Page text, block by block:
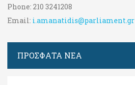
Phone: 210 3241208
Email: i.amanatidis@parliament.gr
ΠΡΟΣΦΑΤΑ ΝΕΑ